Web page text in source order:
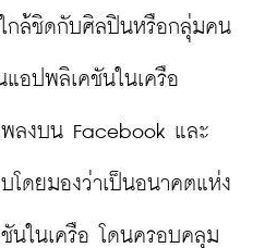
กล้ชิดกับศิลปินหรือกลุ่มคน
อปพลิเคชันในเครือ
พลงบน Facebook และ
โดยมองว่าเป็นอนาคตแห่ง
นในเครือ โดนครอบคลุม